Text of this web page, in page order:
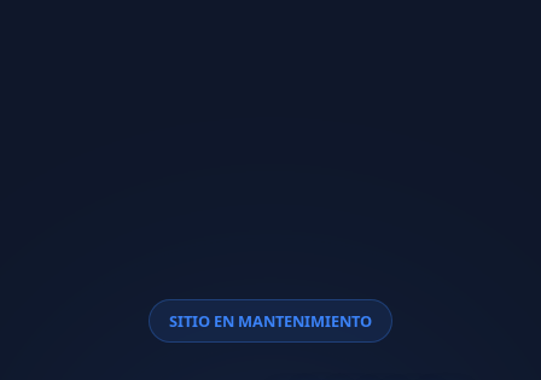
SITIO EN MANTENIMIENTO